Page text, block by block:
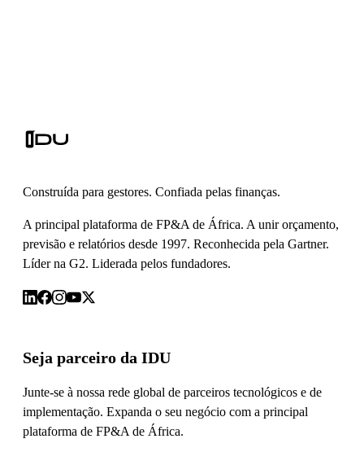
Construída para gestores. Confiada pelas finanças.
A principal plataforma de FP&A de África. A unir orçamento,
previsão e relatórios desde 1997. Reconhecida pela Gartner.
Líder na G2. Liderada pelos fundadores.
Seja parceiro da IDU
Junte-se à nossa rede global de parceiros tecnológicos e de
implementação. Expanda o seu negócio com a principal
plataforma de FP&A de África.